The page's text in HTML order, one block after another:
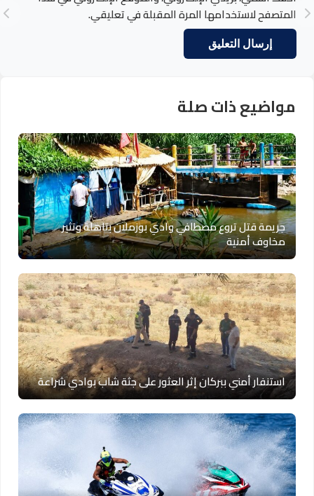
المتصفح لاستخدامها المرة المقبلة في تعليقي.
مواضيع ذات صلة
جريمة قتل تروع مصطافي وادي بوزملان بتاهلة وتثير
مخاوف أمنية
استنفار أمني ببركان إثر العثور على جثة شاب بوادي شراعة